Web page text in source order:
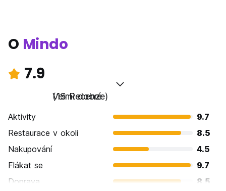
O Mindo
7.9
Velmi dobré
(15 Recenze)
Aktivity
9.7
Restaurace v okoli
8.5
Nakupování
4.5
Flákat se
9.7
Doprava
8.5